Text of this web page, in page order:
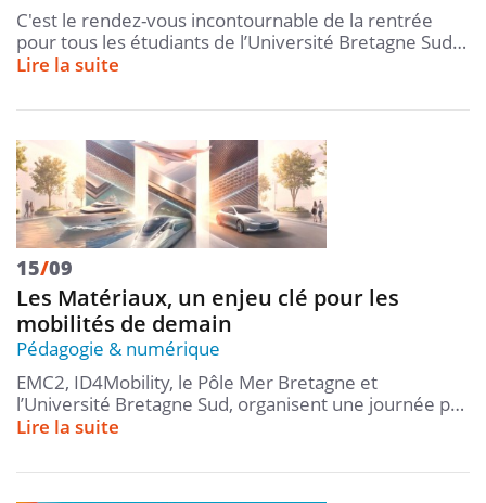
C'est le rendez-vous incontournable de la rentrée
pour tous les étudiants de l’Université Bretagne Sud…
Lire la suite
15/09
Les Matériaux, un enjeu clé pour les
mobilités de demain
Pédagogie & numérique
EMC2, ID4Mobility, le Pôle Mer Bretagne et
l’Université Bretagne Sud, organisent une journée p…
Lire la suite